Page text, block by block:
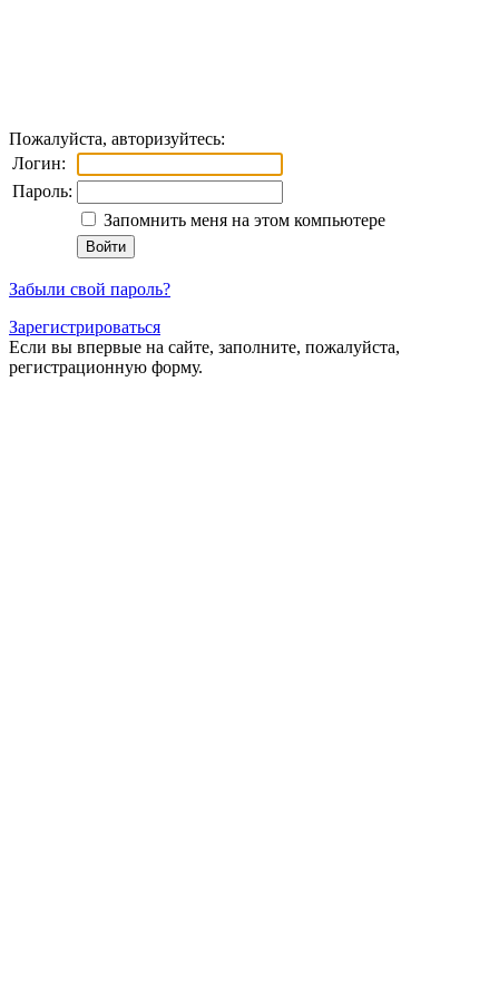
Пожалуйста, авторизуйтесь:
Логин:
Пароль:
Запомнить меня на этом компьютере
Забыли свой пароль?
Зарегистрироваться
Если вы впервые на сайте, заполните, пожалуйста,
регистрационную форму.